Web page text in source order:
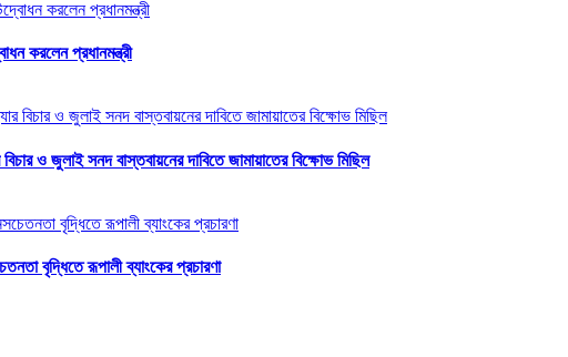
করলেন প্রধানমন্ত্রী
ও জুলাই সনদ বাস্তবায়নের দাবিতে জামায়াতের বিক্ষোভ মিছিল
বৃদ্ধিতে রূপালী ব্যাংকের প্রচারণা